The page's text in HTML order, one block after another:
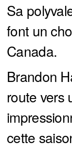
Sa
font un
Canada.
Brandon
route vers
cette